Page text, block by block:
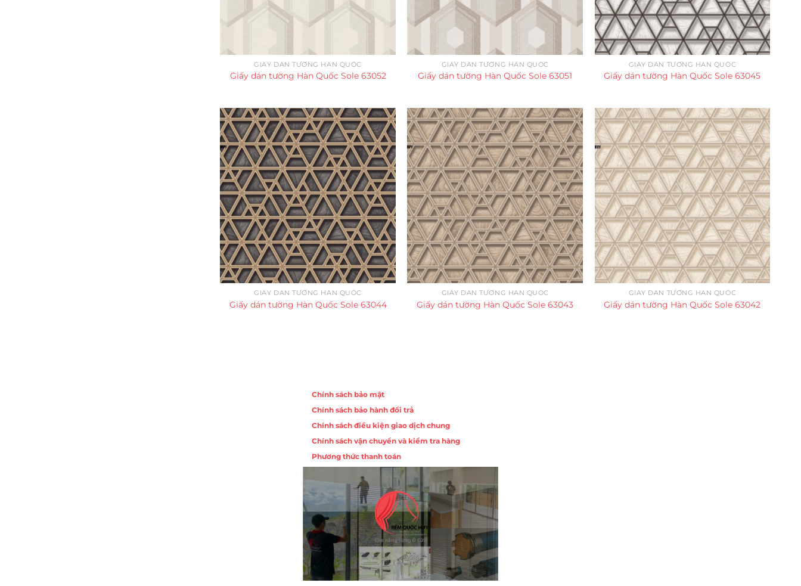
GIẤY DÁN TƯỜNG HÀN QUỐC
Giấy dán tường Hàn Quốc Sole 63052
GIẤY DÁN TƯỜNG HÀN QUỐC
Giấy dán tường Hàn Quốc Sole 63051
GIẤY DÁN TƯỜNG HÀN QUỐC
Giấy dán tường Hàn Quốc Sole 63045
GIẤY DÁN TƯỜNG HÀN QUỐC
Giấy dán tường Hàn Quốc Sole 63044
GIẤY DÁN TƯỜNG HÀN QUỐC
Giấy dán tường Hàn Quốc Sole 63043
GIẤY DÁN TƯỜNG HÀN QUỐC
Giấy dán tường Hàn Quốc Sole 63042
Chính sách bảo mật
Chính sách bảo hành đổi trả
Chính sách điều kiện giao dịch chung
Chính sách vận chuyển và kiểm tra hàng
Phương thức thanh toán